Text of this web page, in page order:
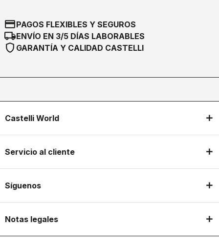
credit_cardPAGOS FLEXIBLES Y SEGUROS
local_shippingENVÍO EN 3/5 DÍAS LABORABLES
shield GARANTÍA Y CALIDAD CASTELLI
Castelli World
Servicio al cliente
Síguenos
Notas legales